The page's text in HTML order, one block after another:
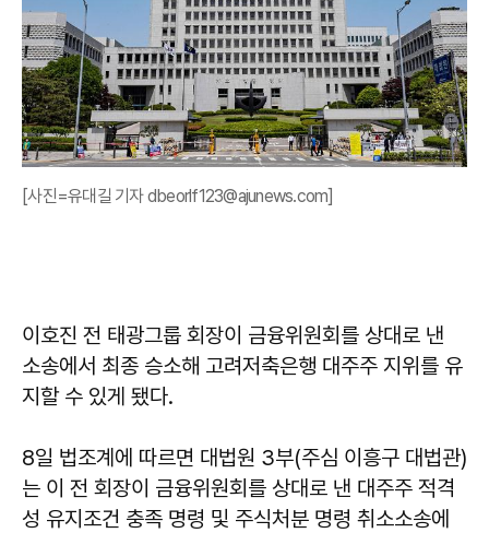
[사진=유대길 기자 dbeorlf123@ajunews.com]
이호진 전 태광그룹 회장이 금융위원회를 상대로 낸
소송에서 최종 승소해 고려저축은행 대주주 지위를 유
지할 수 있게 됐다.
8일 법조계에 따르면 대법원 3부(주심 이흥구 대법관)
는 이 전 회장이 금융위원회를 상대로 낸 대주주 적격
성 유지조건 충족 명령 및 주식처분 명령 취소소송에